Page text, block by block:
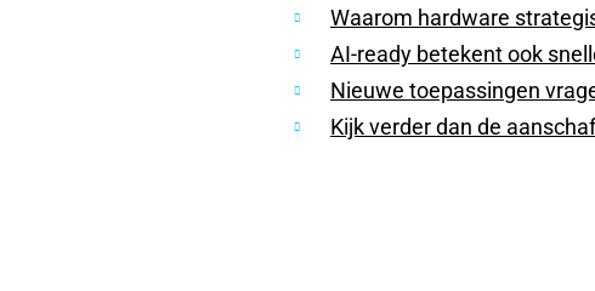
Waarom hardware
AI-ready betekent ook
Nieuwe toepassingen
Kijk verder dan de